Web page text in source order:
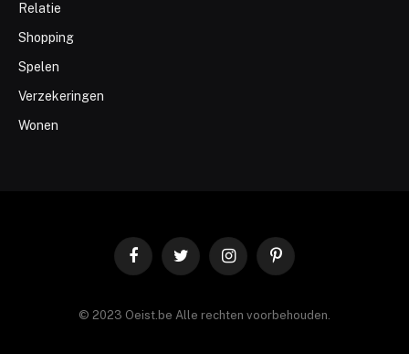
Relatie
Shopping
Spelen
Verzekeringen
Wonen
FacebookTwitter InstagramPinterest
© 2023 Oeist.be Alle rechten voorbehouden.